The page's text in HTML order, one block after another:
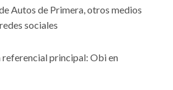
Autos de Primera, otros medios
sociales
referencial principal: Obi en